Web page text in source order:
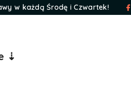
w każdą Środę i Czwartek!
⇣